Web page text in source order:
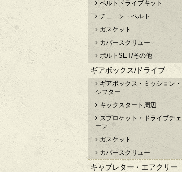
ベルトドライブキット
チェーン・ベルト
ガスケット
カバースクリュー
ボルトSET/その他
ギアボックス/ドライブ
ギアボックス・ミッション・
シフター
キックスタート周辺
スプロケット・ドライブチェ
ーン
ガスケット
カバースクリュー
キャブレター・エアクリー